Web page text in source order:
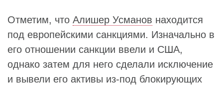
Отметим, что Алишер Усманов находится
под европейскими санкциями. Изначально в
его отношении санкции ввели и США,
однако затем для него сделали исключение
и вывели его активы из-под блокирующих